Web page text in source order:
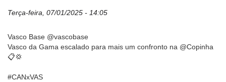
Terça-feira, 07/01/2025 - 14:05
Vasco Base @vascobase
Vasco da Gama escalado para mais um confronto na @Copinha
📋💢
#CANxVAS